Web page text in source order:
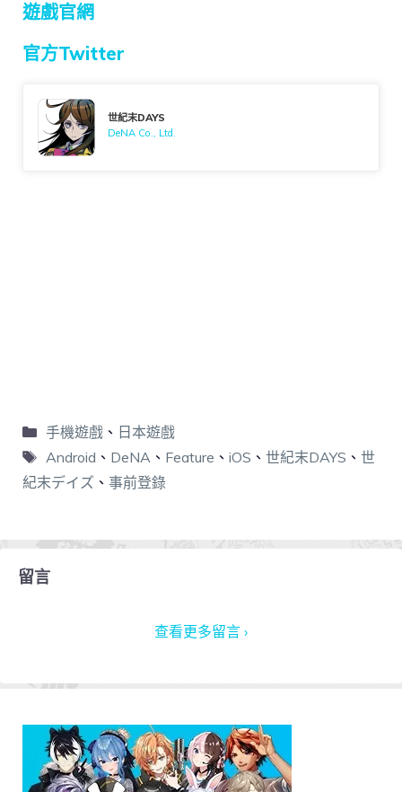
遊戲官網
官方Twitter
世紀末DAYS
DeNA Co., Ltd.
手機遊戲、 日本遊戲
Android 、 DeNA、 Feature 、 iOS 、 世紀末DAYS 、 世
紀末デイズ 、 事前登錄
留言
查看更多留言 ›